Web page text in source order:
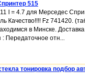
515
I = 4.7 для Мерседес
Качество!!!! Fz 741420.
в Минске.
Передаточное отн...
тонировка подбор